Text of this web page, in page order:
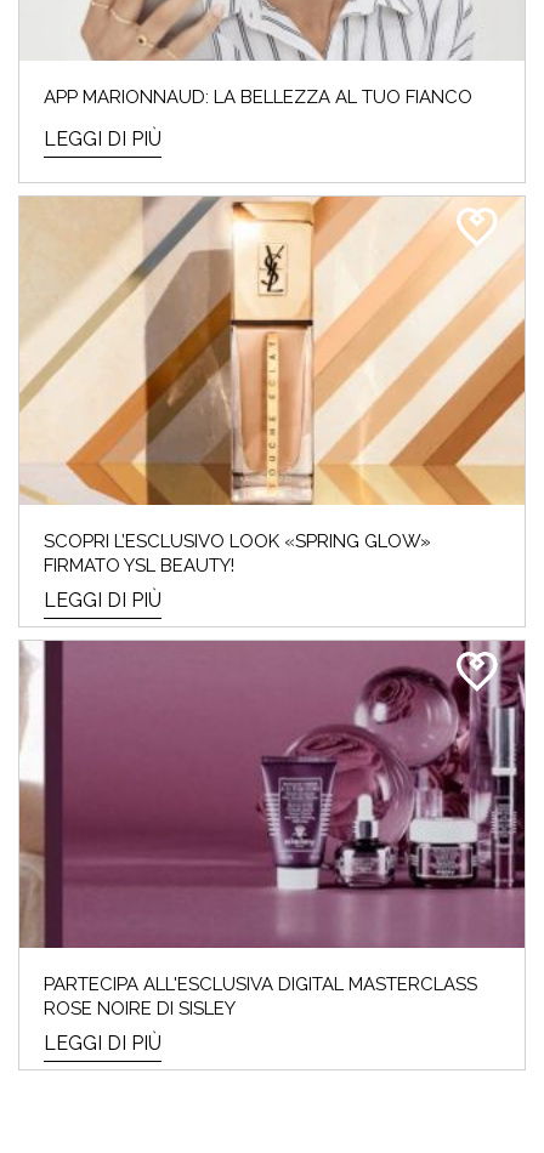
APP MARIONNAUD: LA BELLEZZA AL TUO FIANCO
LEGGI DI PIÙ
SCOPRI L’ESCLUSIVO LOOK «SPRING GLOW»
FIRMATO YSL BEAUTY!
LEGGI DI PIÙ
PARTECIPA ALL'ESCLUSIVA DIGITAL MASTERCLASS
ROSE NOIRE DI SISLEY
LEGGI DI PIÙ